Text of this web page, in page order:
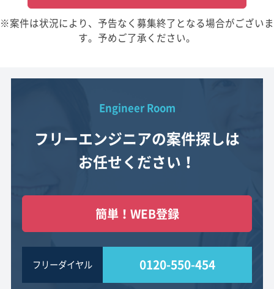
※案件は状況により、予告なく募集終了となる場合がございま
す。予めご了承ください。
Engineer Room
フリーエンジニアの案件探しは
お任せください！
簡単！WEB登録
フリーダイヤル 0120-550-454